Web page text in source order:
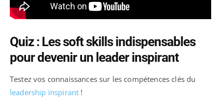
Quiz : Les soft skills indispensables
pour devenir un leader inspirant
Testez vos connaissances sur les compétences clés du
leadership inspirant !